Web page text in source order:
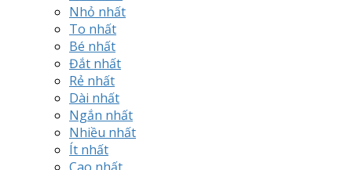
Nhỏ nhất
To nhất
Bé nhất
Đắt nhất
Rẻ nhất
Dài nhất
Ngắn nhất
Nhiều nhất
Ít nhất